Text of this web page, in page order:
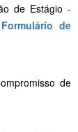
de Estágio -
Formulário de
de